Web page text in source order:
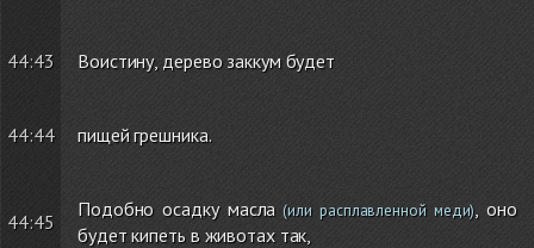
44:43 Воистину, дерево заккум будет
44:44 пищей грешника.
44:45
Подобно осадку масла (или расплавленной меди) , оно
будет кипеть в животах так,